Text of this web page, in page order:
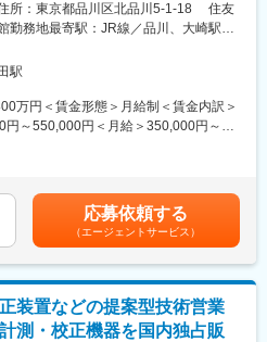
業務
となります。
アンドアナリシス事業本部
トゥルメンツは、産業用・研究用の高
開発・製造し、グローバルに販売やサ
います。次世代半導体・次世代通信・
ライフサイエンス・量子技術・宇宙科
幅広く、当
、よりグリーンな世界をめざすお客様
す。
リシス事業本部製品（原子間力顕微
微鏡、ナノインデンター等）の営業活
ト別或いは地域テリトリ別営業。
ジメント。
における、担当営業業務。
業引き合い管理表への営業最新状況の入
ザーは、民間企業の研究開発部門・分
、大学・官公庁の研究施設となり、新
社製品の PR を行います。入社後は営
所：東京都品川区北品川5-1-18 住友
勤務地最寄駅：JR線／品川、大崎駅受
煙変更の範囲：会社の定める事業所
駅
万円＜賃金形態＞月給制＜賃金内訳＞
円～550,000円＜月給＞350,000円～
の金額であり、選考を通じて上下する
額)は固定手当を含めた表記です。
応募依頼する
（エージェントサービス）
装置などの提案型技術営業
測・校正機器を国内独占販